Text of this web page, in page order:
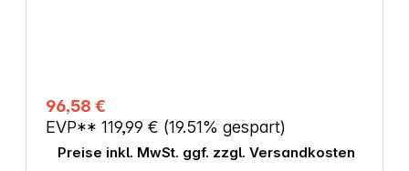
entwickelt Holen Sie mehr aus Ihren Sonos-
Lautsprechern heraus Optimieren Sie Ihr
Hörerlebnis Höhe: 816 mm Breite: 305 mm Tiefe: 305
mm Integrierte Kabelführung Kompatibel mit Sonos
Era 300 Farbe: weiß
96,58 €
EVP** 119,99 € (19.51% gespart)
Preise inkl. MwSt. ggf. zzgl. Versandkosten